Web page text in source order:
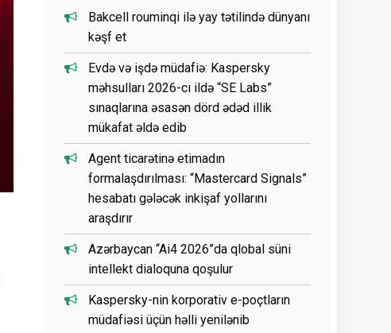
Bakcell rouminqi ilə yay tətilində dünyanı
kəşf et
Evdə və işdə müdafiə: Kaspersky
məhsulları 2026-cı ildə “SE Labs”
sınaqlarına əsasən dörd ədəd illik
mükafat əldə edib
Agent ticarətinə etimadın
formalaşdırılması: “Mastercard Signals”
hesabatı gələcək inkişaf yollarını
araşdırır
Azərbaycan “Ai4 2026”da qlobal süni
intellekt dialoquna qoşulur
Kaspersky-nin korporativ e-poçtların
müdafiəsi üçün həlli yenilənib